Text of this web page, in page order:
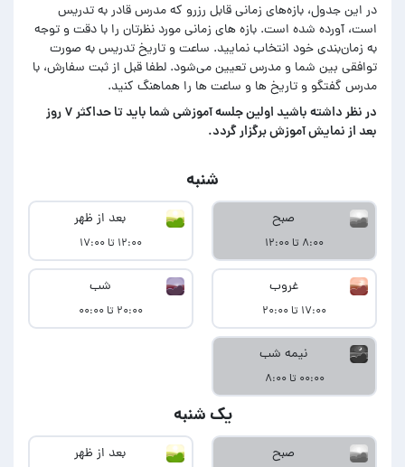
در این جدول، بازه‌های زمانی قابل رزرو که مدرس قادر به تدریس
است، آورده شده است. بازه های زمانی مورد نظرتان را با دقت و توجه
به زمان‌بندی خود انتخاب نمایید. ساعت و تاریخ تدریس به صورت
توافقی بین شما و مدرس تعیین می‌شود. لطفا قبل از ثبت سفارش، با
مدرس گفتگو و تاریخ ها و ساعت ها را هماهنگ کنید.
در‌ نظر داشته باشید اولین جلسه آموزشی شما باید تا حداکثر ۷ روز
بعد از نمایش آموزش برگزار گردد.
شنبه
صبح
۸:۰۰ تا ۱۲:۰۰
بعد از ظهر
۱۲:۰۰ تا ۱۷:۰۰
غروب
۱۷:۰۰ تا ۲۰:۰۰
شب
۲۰:۰۰ تا ۰۰:۰۰
نیمه شب
۰۰:۰۰ تا ۸:۰۰
یک شنبه
صبح بعد از ظهر